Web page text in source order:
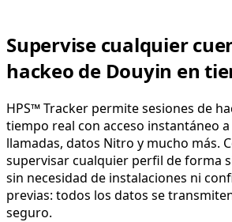
Supervise cualquier
hackeo de Douyin en
HPS™ Tracker permite sesiones de
tiempo real con acceso instantáneo
llamadas, datos Nitro y mucho más.
supervisar cualquier perfil de forma
sin necesidad de instalaciones ni
previas: todos los datos se
seguro.